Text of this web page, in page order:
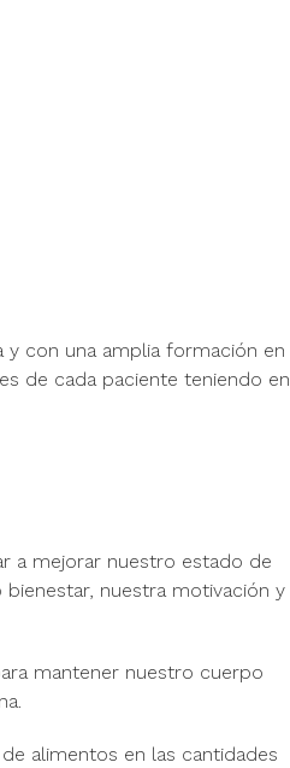
y con una amplia formación en
de cada paciente teniendo en
a mejorar nuestro estado de
nuestra motivación y
mantener nuestro cuerpo
alimentos en las cantidades